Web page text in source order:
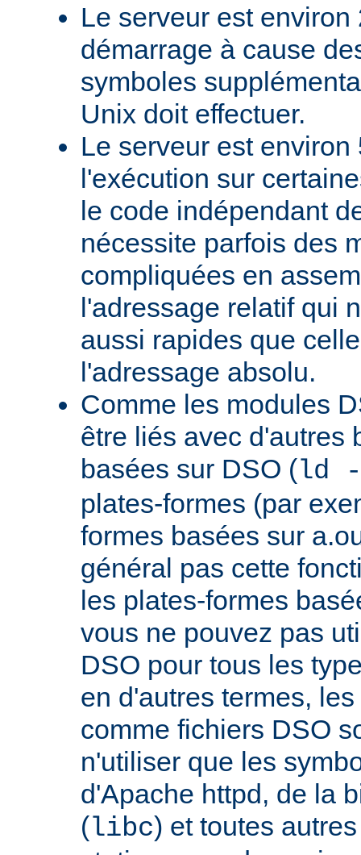
Le serveur est
démarrage à cause
symboles
Unix doit effectuer.
Le serveur est environ
l'exécution sur
le code indépendant
nécessite parfois des
compliquées en
l'adressage relatif qui
aussi rapides que
l'adressage absolu.
Comme les modules
être liés avec d'autres
basées sur DSO (ld
plates-formes (par
formes basées sur
général pas cette
les plates-formes
vous ne pouvez pas
DSO pour tous les
en d'autres termes,
comme fichiers DSO
n'utiliser que les
d'Apache httpd, de la
(libc) et toutes